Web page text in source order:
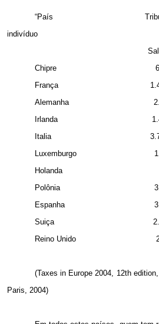
“País
indivíduo
Chipre
França
Alemanha
Irlanda
Italia
Luxemburgo
Holanda
Polônia
Espanha
Suiça
Reino Unido
(Taxes in Europe 2004, 12th
Paris, 2004)